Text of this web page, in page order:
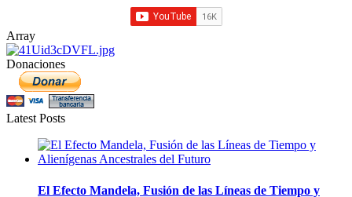
Array
Donaciones
Latest Posts
El Efecto Mandela, Fusión de las Líneas de Tiempo y